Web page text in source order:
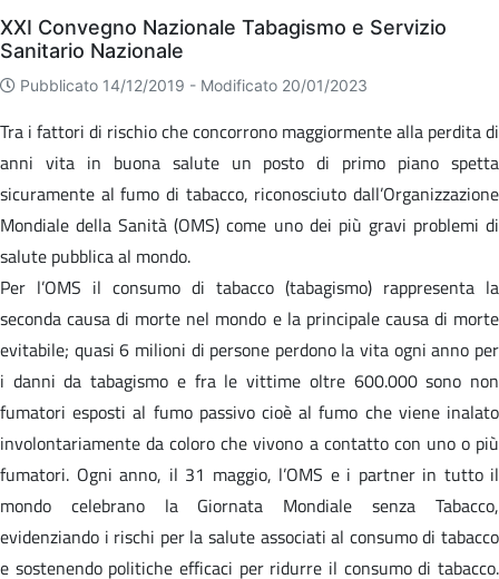
Eventi
XXI Convegno Nazionale Tabagismo e Servizio
Sanitario Nazionale
Pubblicato 14/12/2019 - Modificato 20/01/2023
Tra i fattori di rischio che concorrono maggiormente alla perdita di
anni vita in buona salute un posto di primo piano spetta
sicuramente al fumo di tabacco, riconosciuto dall’Organizzazione
Mondiale della Sanità (OMS) come uno dei più gravi problemi di
salute pubblica al mondo.
Per l’OMS il consumo di tabacco (tabagismo) rappresenta la
seconda causa di morte nel mondo e la principale causa di morte
evitabile; quasi 6 milioni di persone perdono la vita ogni anno per
i danni da tabagismo e fra le vittime oltre 600.000 sono non
fumatori esposti al fumo passivo cioè al fumo che viene inalato
involontariamente da coloro che vivono a contatto con uno o più
fumatori. Ogni anno, il 31 maggio, l’OMS e i partner in tutto il
mondo celebrano la Giornata Mondiale senza Tabacco,
evidenziando i rischi per la salute associati al consumo di tabacco
e sostenendo politiche efficaci per ridurre il consumo di tabacco.